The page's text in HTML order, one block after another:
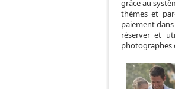
grâce au
thèmes et
paiement
réserver et
photographes